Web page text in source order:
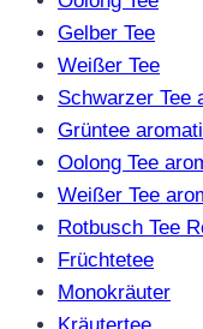
Gelber Tee
Weißer Tee
Schwarzer Tee
Grüntee
Oolong Tee
Weißer Tee
Rotbusch Tee
Früchtetee
Monokräuter